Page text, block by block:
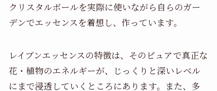
クリスタルボールを実際に使いながら自らのガー
デンでエッセンスを着想し、作っています。
レイブンエッセンスの特徴は、そのピュアで真正な
花・植物のエネルギーが、じっくりと深いレベル
にまで浸透していくところにあります。また、多